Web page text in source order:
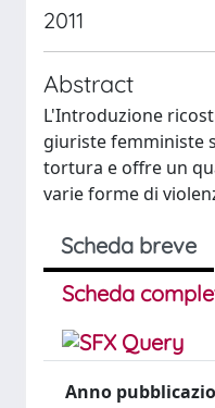
2011
Abstract
L'Introduzione
giuriste femministe
tortura e offre un
varie forme di
Scheda breve
Scheda
Anno